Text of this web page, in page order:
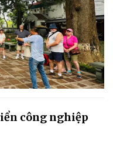
công nghiệp